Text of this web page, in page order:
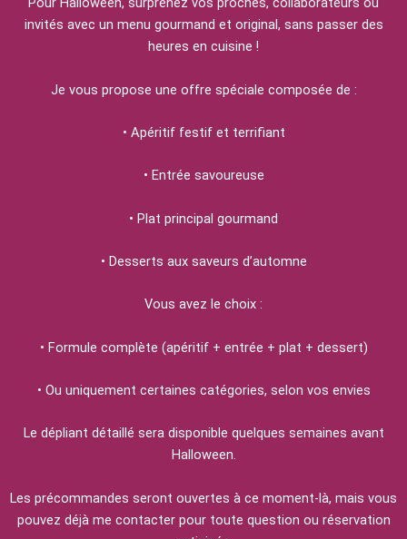
invités avec un menu gourmand et original, sans passer des
heures en cuisine !
Je vous propose une offre spéciale composée de :
• Apéritif festif et terrifiant
• Entrée savoureuse
• Plat principal gourmand
• Desserts aux saveurs d’automne
Vous avez le choix :
• Formule complète (apéritif + entrée + plat + dessert)
• Ou uniquement certaines catégories, selon vos envies
Le dépliant détaillé sera disponible quelques semaines avant
Halloween.
Les précommandes seront ouvertes à ce moment-là, mais vous
pouvez déjà me contacter pour toute question ou réservation